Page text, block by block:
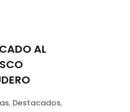
AL
, Destacados,